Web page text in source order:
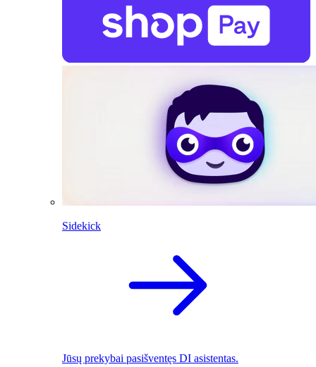
Sidekick
Jūsų prekybai pasišventęs DI asistentas.